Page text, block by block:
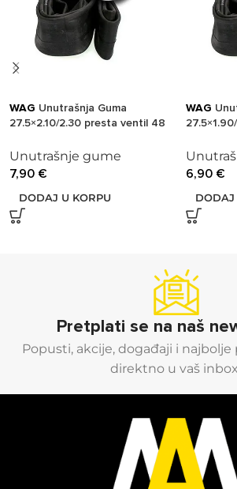
WAG Unutrašnja Guma
27.5×2.10/2.30 presta ventil 48
Unutrašnje gume
7,90 €
DODAJ U KORPU
WAG
6,90 €
DODAJ
Pretplati se na naš
Popusti, akcije, događaji i najbolje
direktno u vaš